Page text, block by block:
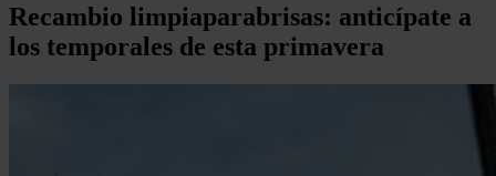
Recambio limpiaparabrisas: anticípate a
los temporales de esta primavera